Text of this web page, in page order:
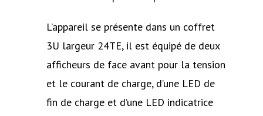
L’appareil se présente dans un coffret
3U largeur 24TE, il est équipé de deux
afficheurs de face avant pour la tension
et le courant de charge, d’une LED de
fin de charge et d’une LED indicatrice